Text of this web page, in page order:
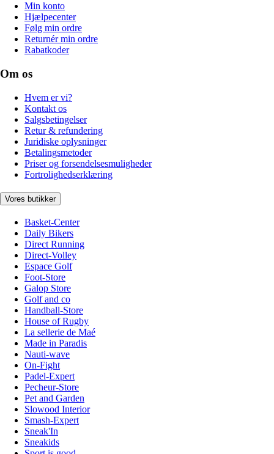
Min konto
Hjælpecenter
Følg min ordre
Returnér min ordre
Rabatkoder
Om os
Hvem er vi?
Kontakt os
Salgsbetingelser
Retur & refundering
Juridiske oplysninger
Betalingsmetoder
Priser og forsendelsesmuligheder
Fortrolighedserklæring
Vores butikker
Basket-Center
Daily Bikers
Direct Running
Direct-Volley
Espace Golf
Foot-Store
Galop Store
Golf and co
Handball-Store
House of Rugby
La sellerie de Maé
Made in Paradis
Nauti-wave
On-Fight
Padel-Expert
Pecheur-Store
Pet and Garden
Slowood Interior
Smash-Expert
Sneak'In
Sneakids